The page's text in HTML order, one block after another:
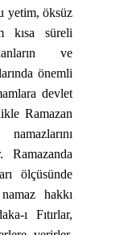
yetim, öksüz
kısa süreli
ve
önemli
devlet
Ramazan
Ramazanda
ölçüsünde
hakkı
ı Fıtırlar,